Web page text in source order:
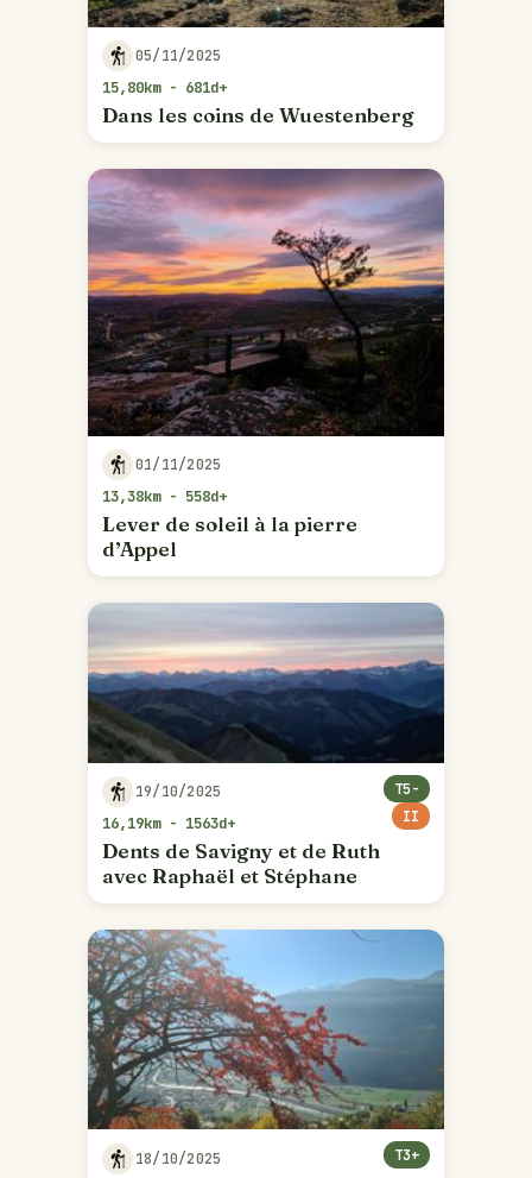
05/11/2025
15,80km - 681d+
Dans les coins de Wuestenberg
01/11/2025
13,38km - 558d+
Lever de soleil à la pierre
d’Appel
19/10/2025
16,19km - 1563d+
Dents de Savigny et de Ruth
avec Raphaël et Stéphane
T5-
II
18/10/2025 T3+